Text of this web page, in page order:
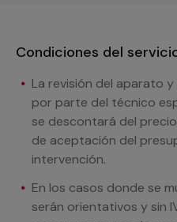
Condiciones del
La revisión del aparato
por parte del técnico
se descontará del
de aceptación del
intervención.
En los casos donde se
serán orientativos y sin